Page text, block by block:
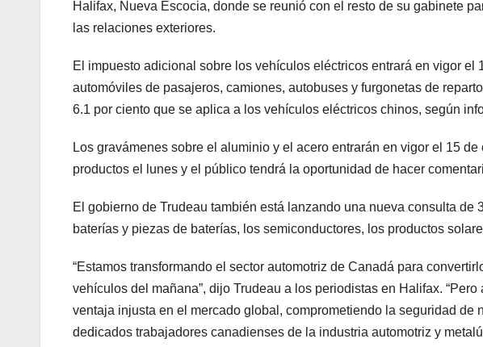
Halifax, Nueva Escocia, donde se reunió con el resto de su gabinete
las relaciones exteriores.
El impuesto adicional sobre los vehículos eléctricos entrará en vigor
automóviles de pasajeros, camiones, autobuses y furgonetas de
6.1 por ciento que se aplica a los vehículos eléctricos chinos, según
Los gravámenes sobre el aluminio y el acero entrarán en vigor el 15
productos el lunes y el público tendrá la oportunidad de hacer
El gobierno de Trudeau también está lanzando una nueva consulta de
baterías y piezas de baterías, los semiconductores, los productos
“Estamos transformando el sector automotriz de Canadá para
vehículos del mañana”, dijo Trudeau a los periodistas en Halifax.
ventaja injusta en el mercado global, comprometiendo la seguridad de
dedicados trabajadores canadienses de la industria automotriz y